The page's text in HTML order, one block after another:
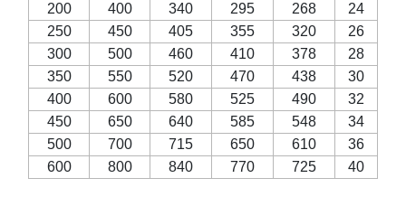
200
400 340 295 268
24
250
450 405 355 320
26
300
500 460 410 378
28
350
550 520 470 438
30
400
600 580 525 490
32
450
650 640 585 548
34
500
700 715 650 610
36
600
800 840 770 725 40